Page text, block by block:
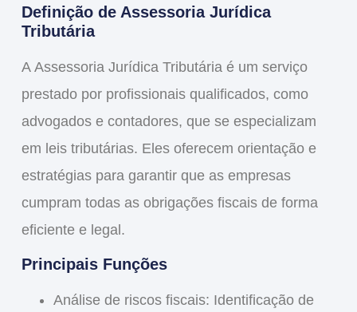
Definição de Assessoria Jurídica
Tributária
A Assessoria Jurídica Tributária é um serviço
prestado por profissionais qualificados, como
advogados e contadores, que se especializam
em leis tributárias. Eles oferecem orientação e
estratégias para garantir que as empresas
cumpram todas as obrigações fiscais de forma
eficiente e legal.
Principais Funções
Análise de riscos fiscais: Identificação de